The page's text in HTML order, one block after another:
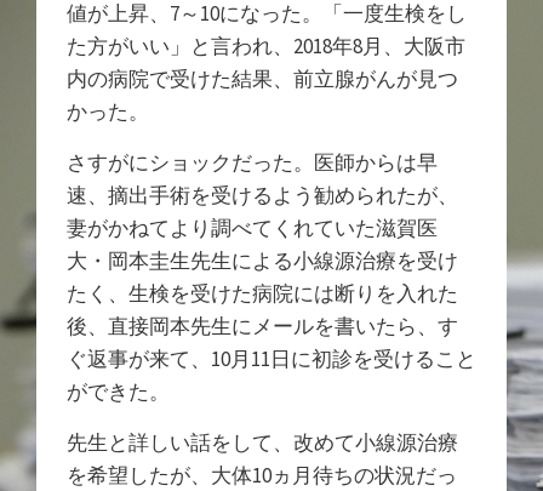
値が上昇、7～10になった。「一度生検をし
た方がいい」と言われ、2018年8月、大阪市
内の病院で受けた結果、前立腺がんが見つ
かった。
さすがにショックだった。医師からは早
速、摘出手術を受けるよう勧められたが、
妻がかねてより調べてくれていた滋賀医
大・岡本圭生先生による小線源治療を受け
たく、生検を受けた病院には断りを入れた
後、直接岡本先生にメールを書いたら、す
ぐ返事が来て、10月11日に初診を受けること
ができた。
先生と詳しい話をして、改めて小線源治療
を希望したが、大体10ヵ月待ちの状況だっ